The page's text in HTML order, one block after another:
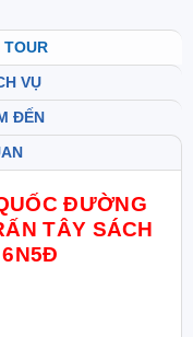
TOUR
VỤ
ĐẾN
ĐƯỜNG
TÂY SÁCH